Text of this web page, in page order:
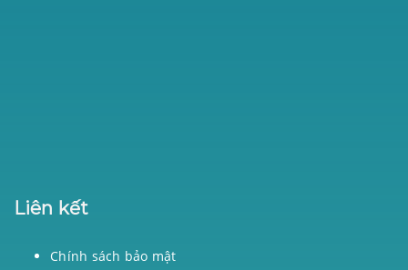
Liên kết
Chính sách bảo mật